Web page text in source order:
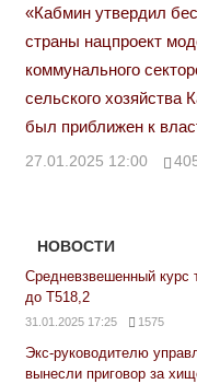
«Кабмин утвердил
страны нацпроект
коммунального
сельского хозяйства
был приближен к
27.01.2025 12:00
НОВОСТИ
Средневзвешенный курс
до Т518,2
31.01.2025 17:25 1575
Экс-руководителю
вынесли приговор за